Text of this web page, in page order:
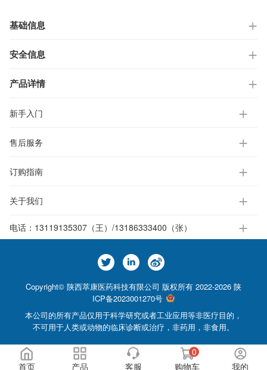
基础信息
安全信息
产品详情
新手入门
售后服务
订购指南
关于我们
电话： 13119135307（王）/13186333400（张）
Copyright© 陕西萃康医药科技有限公司 版权所有 2022-2026 陕
ICP备2023001270号
本公司的所有产品仅用于科学研究或者工业应用等非医疗目的，
不可用于人类或动物的临床诊断或治疗，非药用，非食用。
首页 产品 客服
0
购物车
我的